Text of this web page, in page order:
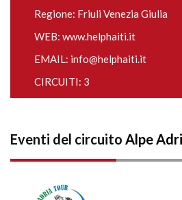
Regione: Friuli Venezia Giulia
WEB: www.helphaiti.it
EMAIL: info@helphaiti.it
CIRCUITI: 3
Eventi del circuito Alpe